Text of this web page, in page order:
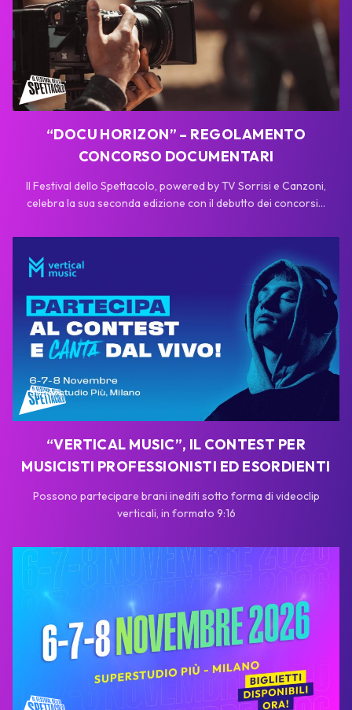
“DOCU HORIZON” – REGOLAMENTO
CONCORSO DOCUMENTARI
Il Festival dello Spettacolo, powered by TV Sorrisi e Canzoni,
celebra la sua seconda edizione con il debutto dei concorsi...
“VERTICAL MUSIC”, IL CONTEST PER
MUSICISTI PROFESSIONISTI ED ESORDIENTI
Possono partecipare brani inediti sotto forma di videoclip
verticali, in formato 9:16